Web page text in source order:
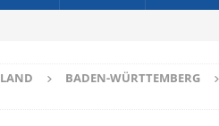
BADEN-WÜRTTEMBERG